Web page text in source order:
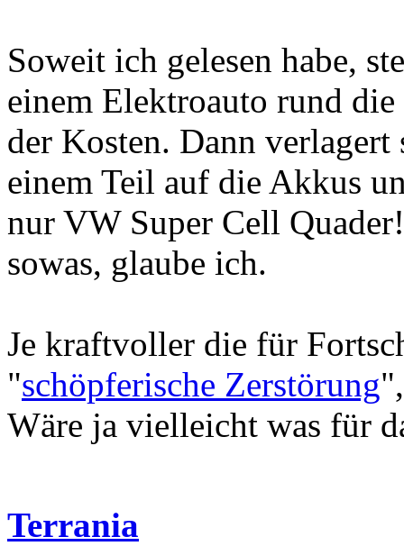
Soweit ich gelesen habe,
einem Elektroauto rund
der Kosten. Dann verlagert
einem Teil auf die Akkus
nur VW Super Cell
sowas, glaube ich.
Je kraftvoller die für
"schöpferische Zerstörung
Wäre ja vielleicht was für
Terrania